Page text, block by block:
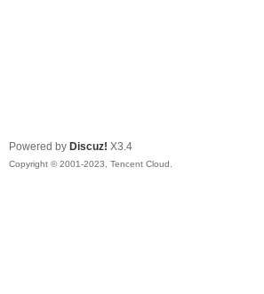
Powered by Discuz! X3.4
Copyright © 2001-2023, Tencent Cloud.